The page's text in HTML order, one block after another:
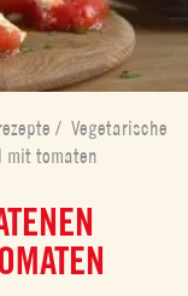
/ Vegetarische
mit tomaten